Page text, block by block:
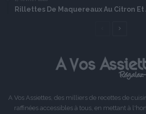
Rillettes De Maquereaux Au Citron Et
Page
A Vos Assiettes, des milliers de recettes de
raffinées accessibles à tous, en mettant à